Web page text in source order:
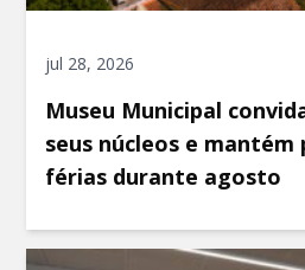
jul 28, 2026
Museu Municipal
seus núcleos e mantém
férias durante agosto